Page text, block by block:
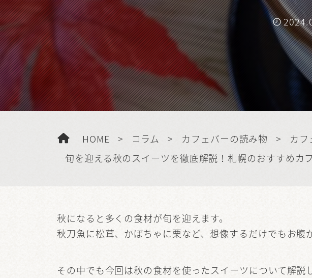
HOME > コラム > カフェバーの読み物 > カフ
旬を迎える秋のスイーツを徹底解説！札幌のおすすめカ
秋になると多くの食材が旬を迎えます。
秋刀魚に松茸、かぼちゃに栗など、想像するだけでもお腹
その中でも今回は秋の食材を使ったスイーツについて解説